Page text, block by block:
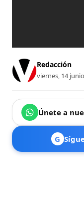
Redacción
viernes, 14
Únete a
G